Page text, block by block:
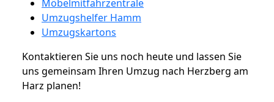
Möbelmitfahrzentrale
Umzugshelfer Hamm
Umzugskartons
Kontaktieren Sie uns noch heute und lassen Sie
uns gemeinsam Ihren Umzug nach Herzberg am
Harz planen!